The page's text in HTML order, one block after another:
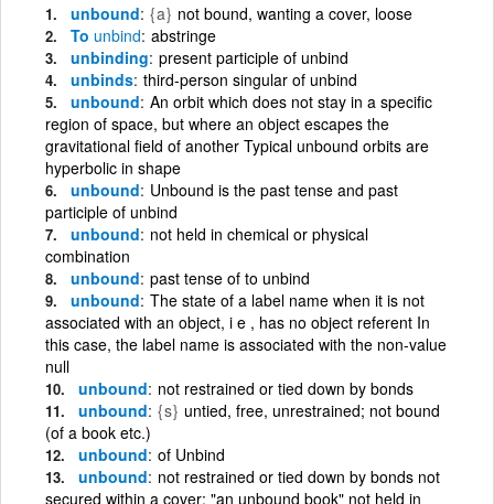
unbound {a} not bound, wanting a cover, loose
To unbind abstringe
unbinding present participle of unbind
unbinds third-person singular of unbind
unbound An orbit which does not stay in a specific
region of space, but where an object escapes the
gravitational field of another Typical unbound orbits are
hyperbolic in shape
unbound Unbound is the past tense and past
participle of unbind
unbound not held in chemical or physical
combination
unbound past tense of to unbind
unbound The state of a label name when it is not
associated with an object, i e , has no object referent In
this case, the label name is associated with the non-value
null
unbound not restrained or tied down by bonds
unbound {s} untied, free, unrestrained; not bound
(of a book etc.)
unbound of Unbind
unbound not restrained or tied down by bonds not
secured within a cover; "an unbound book" not held in